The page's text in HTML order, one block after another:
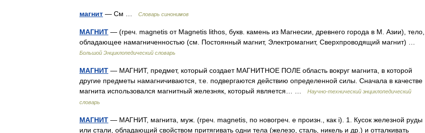
магнит — См … Словарь синонимов
МАГНИТ — (греч. magnetis от Magnetis lithos, букв. камень из Магнесии, древнего города в М. Азии), тело,
обладающее намагниченностью (см. Постоянный магнит, Электромагнит, Сверхпроводящий магнит) …
Большой Энциклопедический словарь
МАГНИТ — МАГНИТ, предмет, который создает МАГНИТНОЕ ПОЛЕ область вокруг магнита, в которой
другие предметы намагничиваются, т.е. подвергаются действию определенной силы. Сначала в качестве
магнита использовался магнитный железняк, который является… …
Научно-технический энциклопедический
словарь
МАГНИТ — МАГНИТ, магнита, муж. (греч. magnetis, по новогреч. e произн., как i). 1. Кусок железной руды
или стали, обладающий свойством притягивать одни тела (железо, сталь, никель и др.) и отталкивать